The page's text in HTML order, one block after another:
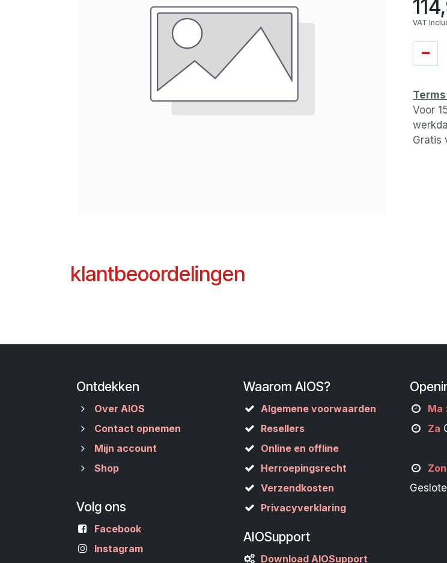
VAT
Voor
Gratis
klantbeoordelingen
Ontdekken
Over AIOS
Contact opnemen
Mijn account
Shop
Waarom AIOS?
Algemene voorwaarden
Resellers
Online en offline
Herroepingsrecht
Verzendkosten
Privacyverklaring
Ma
Za
Volg ons
Facebook
Instagram
AIOSupport
Download AIOSupport